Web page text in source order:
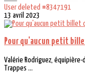
User deleted #8347191
13 avril 2023
Pour qu'aucun petit
Valérie Rodriguez,
Trappes ...